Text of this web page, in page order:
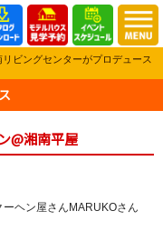
ビングセンターがプロデュース
@湘南平屋
ヘン屋さんMARUKOさん